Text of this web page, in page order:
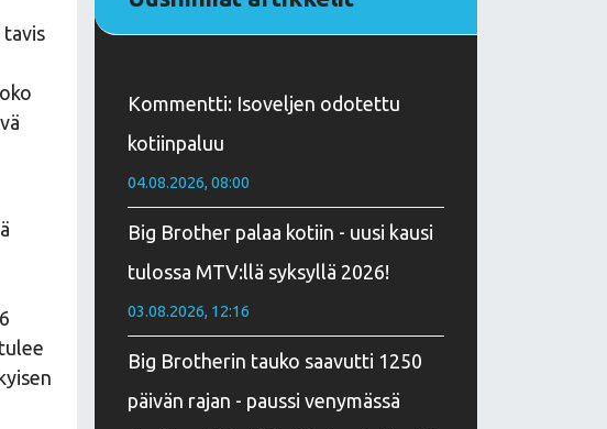
tavis
Kommentti: Isoveljen odotettu
kotiinpaluu
04.08.2026, 08:00
Big Brother palaa kotiin - uusi kausi
tulossa MTV:llä syksyllä 2026!
03.08.2026, 12:16
Big Brotherin tauko saavutti 1250
päivän rajan - paussi venymässä